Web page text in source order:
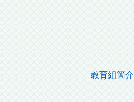
教育組簡介